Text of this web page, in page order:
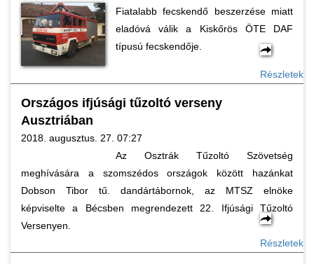
Fiatalabb fecskendő beszerzése miatt
eladóvá válik a Kiskőrös ÖTE DAF
típusú fecskendője.
Részletek
Országos ifjúsági tűzoltó verseny
Ausztriában
2018. augusztus. 27. 07:27
Az Osztrák Tűzoltó Szövetség
meghívására a szomszédos országok között hazánkat
Dobson Tibor tű. dandártábornok, az MTSZ elnöke
képviselte a Bécsben megrendezett 22. Ifjúsági Tűzoltó
Versenyen.
Részletek